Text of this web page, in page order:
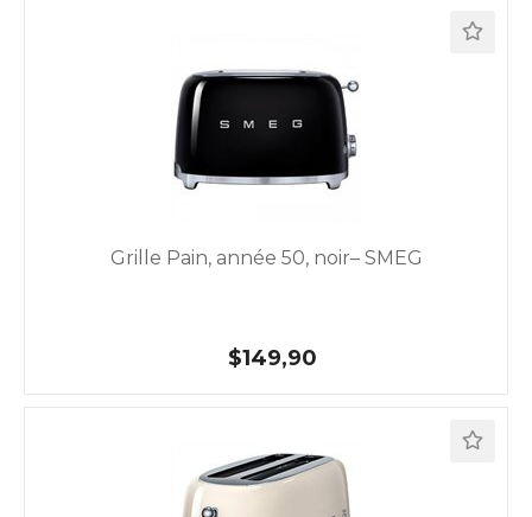
Grille Pain, année 50, noir– SMEG
$149,90